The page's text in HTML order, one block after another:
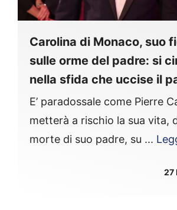
Carolina di Monaco, suo
sulle orme del padre: si
nella sfida che uccise il
E’ paradossale come Pierre
metterà a rischio la sua vita,
morte di suo padre, su ...
27